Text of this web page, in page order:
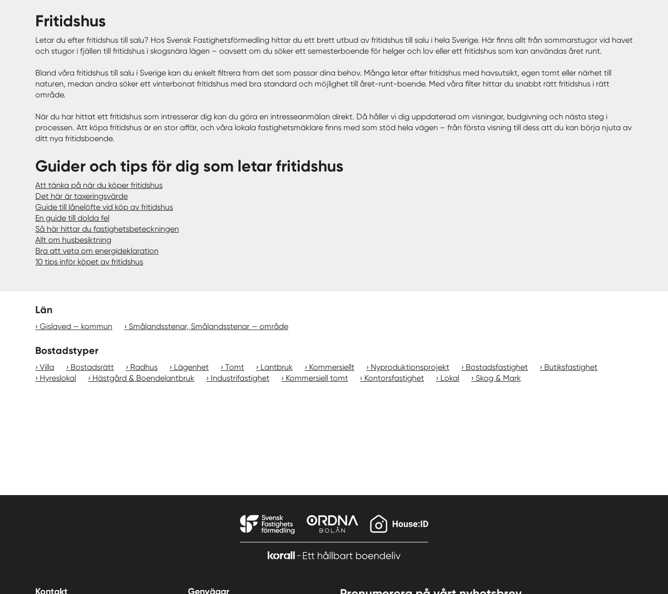
fritidshus
Letar du efter fritidshus till salu? Hos Svensk Fastighetsförmedling hittar du ett brett utbud av fritidshus till salu i hela Sverige. Här finns allt från sommarstugor vid havet
och stugor i fjällen till fritidshus i skogsnära lägen – oavsett om du söker ett semesterboende för helger och lov eller ett fritidshus som kan användas året runt.
Bland våra fritidshus till salu i Sverige kan du enkelt filtrera fram det som passar dina behov. Många letar efter fritidshus med havsutsikt, egen tomt eller närhet till
naturen, medan andra söker ett vinterbonat fritidshus med bra standard och möjlighet till året-runt-boende. Med våra filter hittar du snabbt rätt fritidshus i rätt
område.
När du har hittat ett fritidshus som intresserar dig kan du göra en intresseanmälan direkt. Då håller vi dig uppdaterad om visningar, budgivning och nästa steg i
processen. Att köpa fritidshus är en stor affär, och våra lokala fastighetsmäklare finns med som stöd hela vägen – från första visning till dess att du kan börja njuta av
ditt nya fritidsboende.
Guider och tips för dig som letar fritidshus
Att tänka på när du köper fritidshus
Det här är taxeringsvärde
Guide till lånelöfte vid köp av fritidshus
En guide till dolda fel
Så här hittar du fastighetsbeteckningen
Allt om husbesiktning
Bra att veta om energideklaration
10 tips inför köpet av fritidshus
Län
Gislaved — kommun Smålandsstenar, Smålandsstenar — område
Bostadstyper
Villa Bostadsrätt Radhus Lägenhet Tomt Lantbruk Kommersiellt Nyproduktionsprojekt Bostadsfastighet
Butiksfastighet
Hyreslokal
Hästgård & Boendelantbruk Industrifastighet Kommersiell tomt Kontorsfastighet Lokal Skog & Mark
Kontakt Genvägar